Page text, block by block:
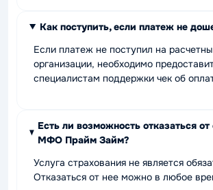
Как поступить, если платеж не
Если платеж не поступил на
организации, необходимо
специалистам поддержки чек об
Есть ли возможность отказаться
МФО Прайм Займ?
Услуга страхования не является
Отказаться от нее можно в любое